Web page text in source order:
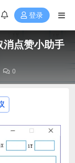
登录
消点赞小助手
0